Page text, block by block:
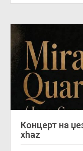
Концерт на
xhaz